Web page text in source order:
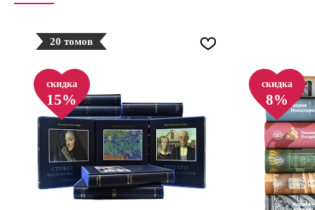
20 томов
скидка
15%
скидка
8%